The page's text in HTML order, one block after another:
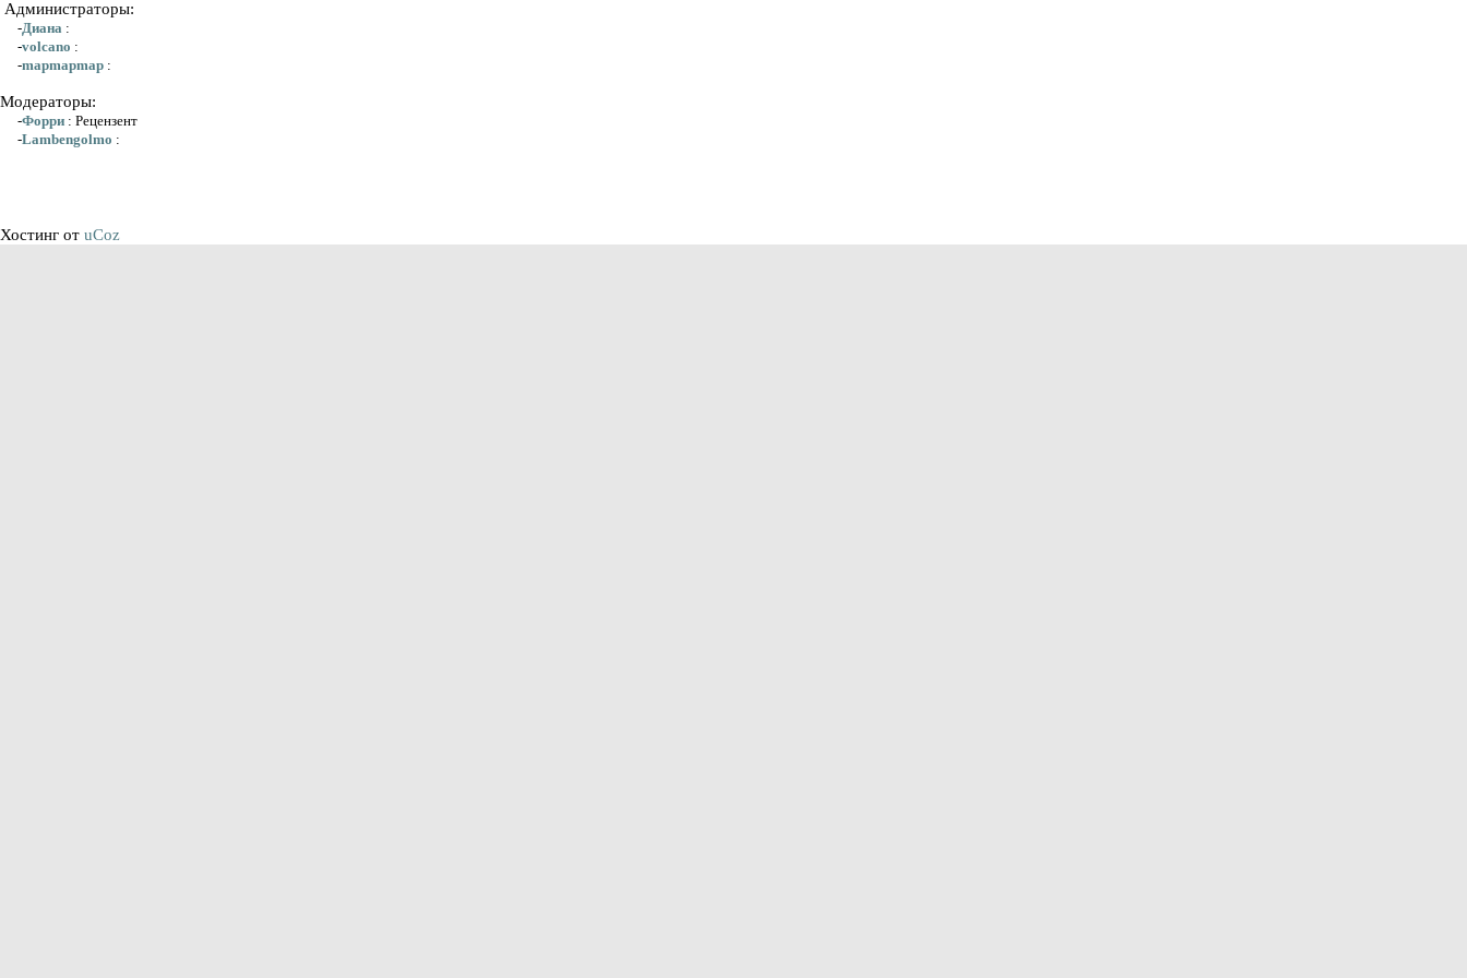
Администраторы:
-Диана :
-volcano :
-mapmapmap :
Модераторы:
-Форри : Рецензент
-Lambengolmo :
Хостинг от uCoz